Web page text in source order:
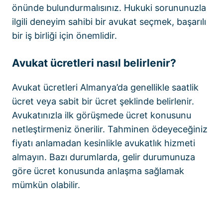
önünde bulundurmalısınız. Hukuki sorununuzla
ilgili deneyim sahibi bir avukat seçmek, başarılı
bir iş birliği için önemlidir.
Avukat ücretleri nasıl belirlenir?
Avukat ücretleri Almanya’da genellikle saatlik
ücret veya sabit bir ücret şeklinde belirlenir.
Avukatınızla ilk görüşmede ücret konusunu
netleştirmeniz önerilir. Tahminen ödeyeceğiniz
fiyatı anlamadan kesinlikle avukatlık hizmeti
almayın. Bazı durumlarda, gelir durumunuza
göre ücret konusunda anlaşma sağlamak
mümkün olabilir.